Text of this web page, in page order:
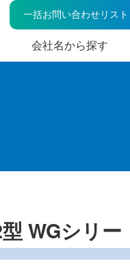
一括お問い合わせリスト
会社名から探す
WGシリー